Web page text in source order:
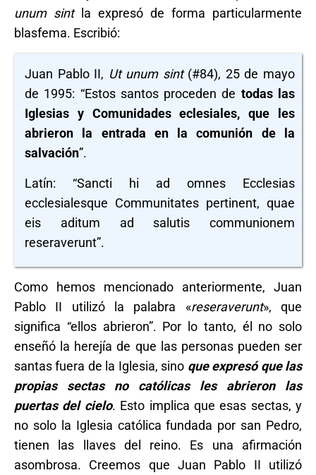
unum sintla expresó de forma particularmente
blasfema. Escribió:
Juan Pablo II, Ut unum sint(#84), 25 de mayo
de 1995: “Estos santos proceden de todas las
Iglesias y Comunidades eclesiales, que les
abrieron la entrada en la comunión de la
salvación”.
Latín: “Sancti hi ad omnes Ecclesias
ecclesialesque Communitates pertinent, quae
eis aditum ad salutis communionem
reseraverunt”.
Como hemos mencionado anteriormente, Juan
Pablo II utilizó la palabra «reseraverunt», que
significa “ellos abrieron”. Por lo tanto, él no solo
enseñó la herejía de que las personas pueden ser
santas fuera de la Iglesia, sino que expresó que las
propias sectas no católicas les abrieron las
puertas del cielo. Esto implica que esas sectas, y
no solo la Iglesia católica fundada por san Pedro,
tienen las llaves del reino. Es una afirmación
asombrosa. Creemos que Juan Pablo II utilizó